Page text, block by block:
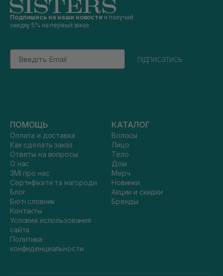
Подпишись на наши новости и получай
скидку 5% на первый заказ
Email
підписатись
ПОМОЩЬ
Оплата и доставка
Как сделать заказ
Ответы на вопросы
О нас
ЗМІ про нас
Сертифікати та нагороди
Блог
Бюті словник
Контакты
Условия использования
сайта
Политика
конфиденциальности
КАТАЛОГ
Волосы
Лицо
Тело
Дом
Мерч
Новинки
Акции и скидки
Бренды